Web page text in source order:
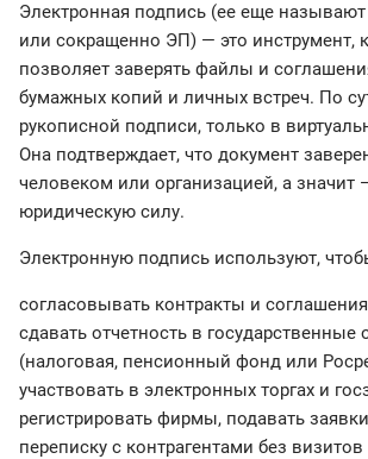
Электронная подпись (ее еще
или сокращенно ЭП) — это инструмент,
позволяет заверять файлы и
бумажных копий и личных встреч. По
рукописной подписи, только в
Она подтверждает, что документ
человеком или организацией, а значит
юридическую силу.
Электронную подпись используют,
согласовывать контракты и
сдавать отчетность в государственные
(налоговая, пенсионный фонд или
участвовать в электронных торгах и
регистрировать фирмы, подавать
переписку с контрагентами без